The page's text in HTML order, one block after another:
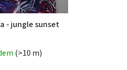
- jungle sunset
(>10 m)